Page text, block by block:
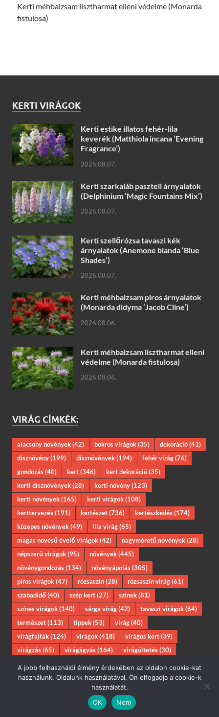
Kerti méhbalzsam lisztharmat elleni védelme (Monarda
fistulosa)
KERTI VIRÁGOK
Kerti estike illatos fehér-lila
keverék (Matthiola incana ‘Evening
Fragrance’)
2026.08.07.
Kerti szarkaláb pasztell árnyalatok
(Delphinium ‘Magic Fountains Mix’)
2026.08.07.
Kerti szellőrózsa tavaszi kék
árnyalatok (Anemone blanda ‘Blue
Shades’)
2026.08.07.
Kerti méhbalzsam piros árnyalatok
(Monarda didyma ‘Jacob Cline’)
2026.08.06.
Kerti méhbalzsam lisztharmat elleni
védelme (Monarda fistulosa)
2026.08.06.
VIRÁG CÍMKÉK:
alacsony növények(42) bokros virágok(35) dekoráció(41)
dísznövény(199) dísznövények(194) fehér virág(76)
gondozás(40) kert(346) kert dekoráció(35)
kerti dísznövények(28) kerti növény(123)
kerti növények(165) kerti virágok(108)
kerttervezés(191) kertészet(736) kertészkedés(174)
közepes növények(49) lila virág(65)
magas növésű évelő virágok(42) nagyméretű növények(28)
népszerű virágok(95) növények(445)
növénygondozás(134) növényápolás(305)
piros virágok(47) rózsaszín(28) rózsaszín virág(61)
szabadidő(40) szép kert(27) színek(81)
színes virágok(140) sárga virág(42) tavaszi virágok(64)
természet(113) tippek(53) virág(40)
virágfajták(124) virágok(418) virágos kert(39)
virágzás(65) virágágyás(164) virágültetés(30)
évelő bokros virágok (46) évelő cserjék (31) ültetés (60)
LEGUTÓBBI BEJEGYZÉSEK
A jobb felhasználói élmény érdekében az oldalon cookie-kat
használunk. Oldalunk használatával, Ön elfogadja a cookie-k
használatát.
OK
Nem